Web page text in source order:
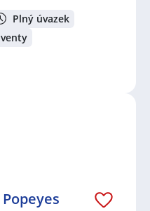
Plný úvazek